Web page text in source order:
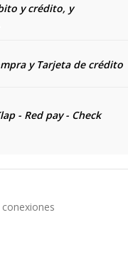
y crédito, y
y Tarjeta de crédito
- Red pay - Check